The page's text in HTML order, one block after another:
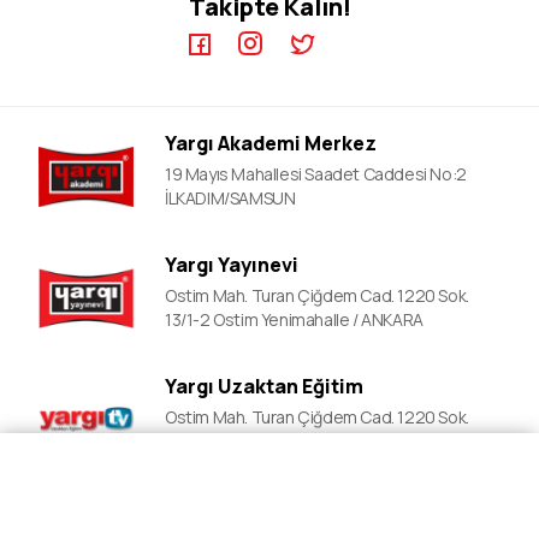
KPSS A Video Dersler
YDS Video Ders
Takipte Kalın!
Yargı Akademi Merkez
19 Mayıs Mahallesi Saadet Caddesi No:2
İLKADIM/SAMSUN
Yargı Yayınevi
Ostim Mah. Turan Çiğdem Cad. 1220 Sok.
13/1-2 Ostim Yenimahalle / ANKARA
Yargı Uzaktan Eğitim
Ostim Mah. Turan Çiğdem Cad. 1220 Sok.